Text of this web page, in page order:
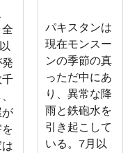
パキスタンは
現在モンスー
ンの季節の真
っただ中にあ
り、異常な降
雨と鉄砲水を
引き起こして
いる。7月以